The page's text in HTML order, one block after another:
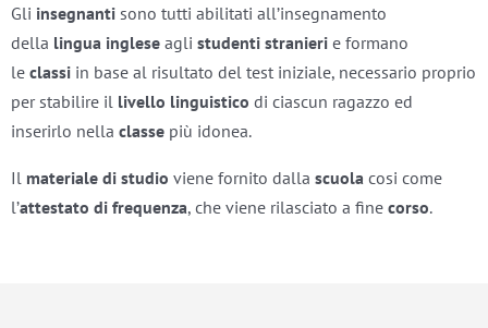
Gli insegnanti sono tutti abilitati all’insegnamento
della lingua inglese agli studenti stranieri e formano
le classi in base al risultato del test iniziale, necessario proprio
per stabilire il livello linguistico di ciascun ragazzo ed
inserirlo nella classe più idonea.
Il materiale di studio viene fornito dalla scuola cosi come
l’attestato di frequenza, che viene rilasciato a fine corso.